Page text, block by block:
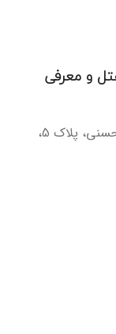
و معرفی
آدرس : تهران، سهروردی شمالی، کوچه حاج حسنی، پلاک 5،